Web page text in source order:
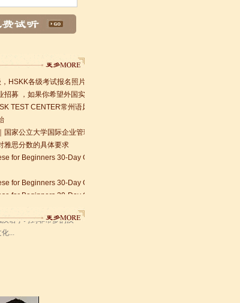
雅思分数的具体要求
for Beginners 30-Day Challenge day 3
for Beginners 30-Day Challenge day 1
招募 ，如果你希望外国实习生到你的公司工作，请联系我们
TEST CENTER常州语风HSK考点正式对外开考了，常州的考生可以在
国家公立大学国际企业管理硕士 + 跨文化职场通行证，2025 招生开启
雅思分数的具体要求
for Beginners 30-Day Challenge day 3
for Beginners 30-Day Challenge day 2
for Beginners 30-Day Challenge day 1
招募 ，如果你希望外国实习生到你的公司工作，请联系我们
TEST CENTER常州语风HSK考点正式对外开考了，常州的考生可以在
校 Zack
国人，无锡语风汉教中
国文化和对外汉语的好
语学习到非常多的汉
化...